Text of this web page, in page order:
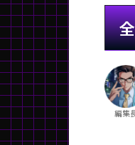
編集